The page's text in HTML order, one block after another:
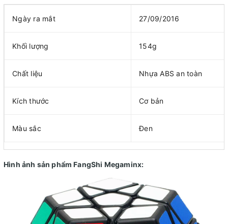
Ngày ra mắt 27/09/2016
Khối lượng 154g
Chất liệu Nhựa ABS an toàn
Kích thước Cơ bản
Màu sắc Đen
Hình ảnh sản phẩm FangShi Megaminx: